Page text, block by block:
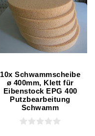
10x Schwammscheibe
ø 400mm, Klett für
Eibenstock EPG 400
Putzbearbeitung
Schwamm